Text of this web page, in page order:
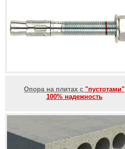
Опора на плитах с "пустотами"
100% надежность